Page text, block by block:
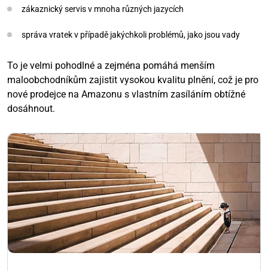
zákaznický servis v mnoha různých jazycích
správa vratek v případě jakýchkoli problémů, jako jsou vady
To je velmi pohodlné a zejména pomáhá menším
maloobchodníkům zajistit vysokou kvalitu plnění, což je pro
nové prodejce na Amazonu s vlastním zasíláním obtížné
dosáhnout.